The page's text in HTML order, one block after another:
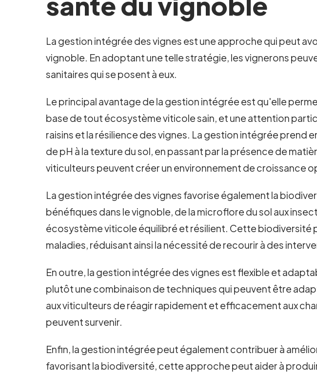
La gestion intégrée des vignes est une approche qui peut
vignoble. En adoptant une telle stratégie, les vignerons
sanitaires qui se posent à eux.
Le principal avantage de la gestion intégrée est qu'elle
base de tout écosystème viticole sain, et une attention
raisins et la résilience des vignes. La gestion intégrée prend
de pH à la texture du sol, en passant par la présence de
viticulteurs peuvent créer un environnement de croissance
La gestion intégrée des vignes favorise également la
bénéfiques dans le vignoble, de la microflore du sol aux
écosystème viticole équilibré et résilient. Cette biodiversité
maladies, réduisant ainsi la nécessité de recourir à des
En outre, la gestion intégrée des vignes est flexible et
plutôt une combinaison de techniques qui peuvent être
aux viticulteurs de réagir rapidement et efficacement aux
peuvent survenir.
Enfin, la gestion intégrée peut également contribuer à
favorisant la biodiversité, cette approche peut aider à